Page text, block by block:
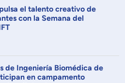
el talento creativo de
con la Semana del
de Ingeniería Biomédica de
en campamento